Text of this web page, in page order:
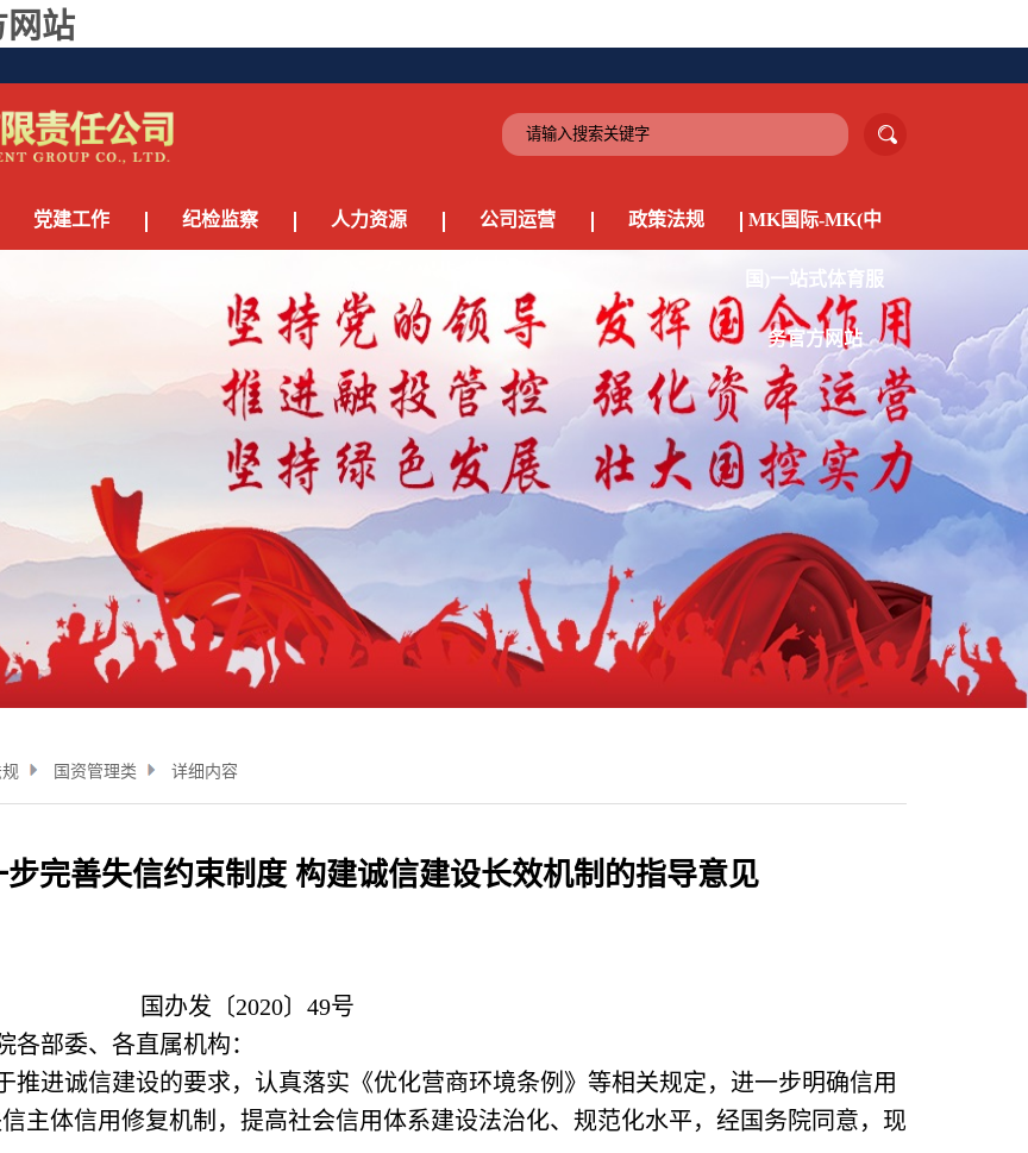
站
党建工作 纪检监察 人力资源 公司运营 政策法规 MK国际-MK(中
国)一站式体育服
务官方网站
国资管理类 详细内容
完善失信约束制度 构建诚信建设长效机制的指导意见
国办发〔2020〕49号
部委、各直属机构：
进诚信建设的要求，认真落实《优化营商环境条例》等相关规定，进一步明确信用
主体信用修复机制，提高社会信用体系建设法治化、规范化水平，经国务院同意，现